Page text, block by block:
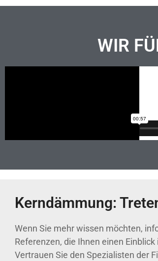
WIR
Kerndämmung:
Wenn Sie mehr wissen möchten,
Referenzen, die Ihnen einen
Vertrauen Sie den Spezialisten der